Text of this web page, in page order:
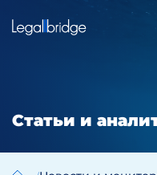
Статьи и